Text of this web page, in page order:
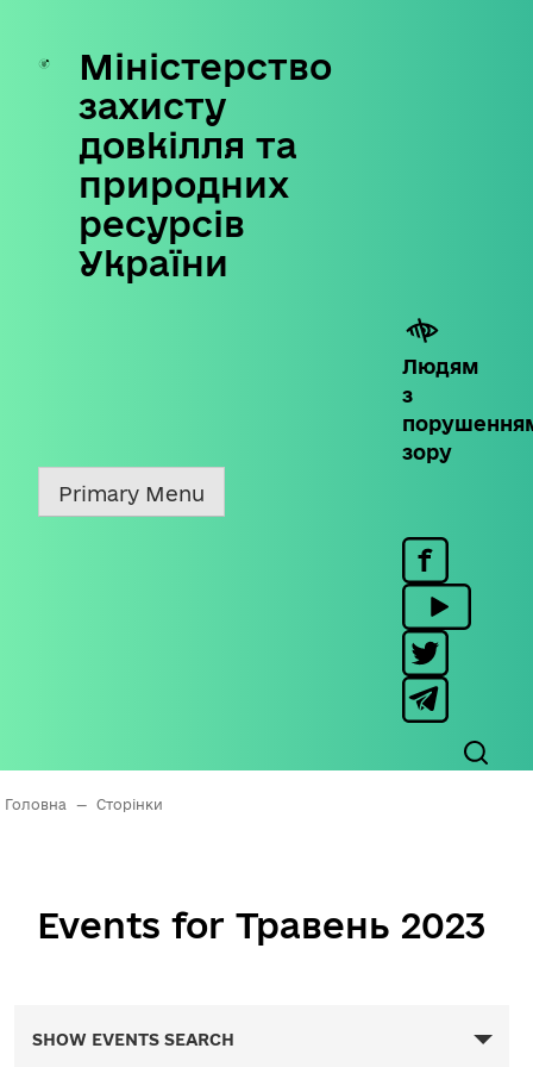
Skip
content
Міністерство
захисту
довкілля та
природних
ресурсів
України
Людям
з
зору
Primary Menu
Головна — Сторінки
Events for Травень 2023
Events
SHOW EVENTS SEARCH